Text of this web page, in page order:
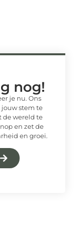
nog!
je nu. Ons
stem te
de wereld te
en zet de
en groei.